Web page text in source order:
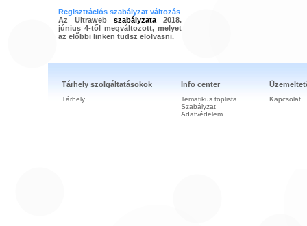
Regisztrációs szabályzat változás
Az Ultraweb szabályzata 2018.
június 4-től megváltozott, melyet
az előbbi linken tudsz elolvasni.
Tárhely szolgáltatásokok
Tárhely
Info center
Tematikus toplista
Szabályzat
Adatvédelem
Kapcsolat